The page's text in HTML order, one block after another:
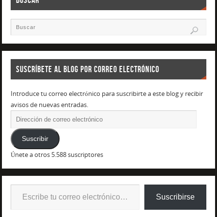
SUSCRÍBETE AL BLOG POR CORREO ELECTRÓNICO
Introduce tu correo electrónico para suscribirte a este blog y recibir
avisos de nuevas entradas.
Suscribir
Únete a otros 5.588 suscriptores
Suscribirse